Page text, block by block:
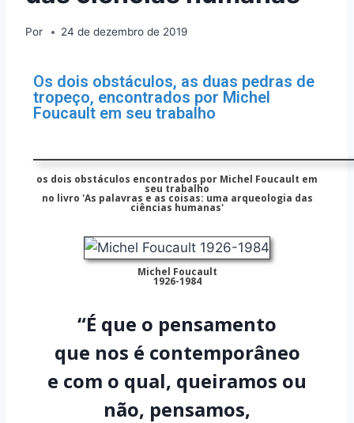
Por 24 de dezembro de 2019
Os dois obstáculos, as duas pedras de
tropeço, encontrados por Michel
Foucault em seu trabalho
os dois obstáculos encontrados por Michel Foucault em
seu trabalho
no livro 'As palavras e as coisas: uma arqueologia das
ciências humanas'
Michel Foucault
1926-1984
“É que o pensamento
que nos é contemporâneo
e com o qual, queiramos ou
não, pensamos,